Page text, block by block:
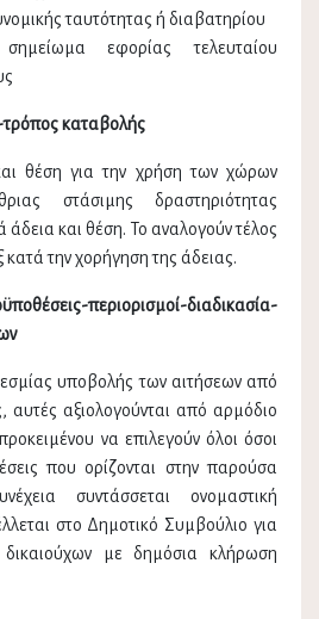
ταυτότητας ή διαβατηρίου
σημείωμα εφορίας τελευταίου
καταβολής
θέση για την χρήση των χώρων
στάσιμης δραστηριότητας
άδεια και θέση. Το αναλογούν τέλος
την χορήγηση της άδειας.
περιορισμοί-διαδικασία-
υποβολής των αιτήσεων από
αυτές αξιολογούνται από αρμόδιο
να επιλεγούν όλοι όσοι
που ορίζονται στην παρούσα
συντάσσεται ονομαστική
στο Δημοτικό Συμβούλιο για
δικαιούχων με δημόσια κλήρωση